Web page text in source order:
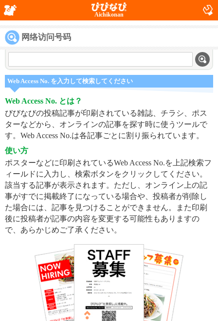
Aichikonan
网络访问号码
Web Access No. を入力して検索してください
Web Access No. とは？
びびなびの投稿記事が印刷されている雑誌、チラシ、ポス
ターなどから、オンラインの記事を探す時に使うツールで
す。Web Access No.は各記事ごとに割り振られています。
使い方
ポスターなどに印刷されているWeb Access No.を上記検索フ
ィールドに入力し、検索ボタンをクリックしてください。
該当する記事が表示されます。ただし、オンライン上の記
事がすでに掲載終了になっている場合や、投稿者が削除し
た場合には、記事を見つけることができません。また印刷
後に投稿者が記事の内容を変更する可能性もありますの
で、あらかじめご了承ください。